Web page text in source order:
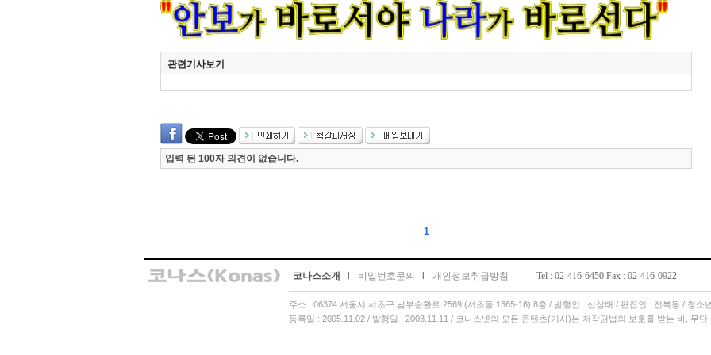
관련기사보기
입력 된 100자 의견이 없습니다.
1
코나스소개 비밀번호문의 개인정보취급방침 Tel : 02-416-6450 Fax : 02-416-0922
주소 : 06374 서울시 서초구 남부순환로 2569 (서초동 1365-16) 8층 / 발행인 : 신상태 / 편집인 : 전복동 / 청소
등록일 : 2005.11.02 / 발행일 : 2003.11.11 / 코나스넷의 모든 콘텐츠(기사)는 저작권법의 보호를 받는 바, 무단